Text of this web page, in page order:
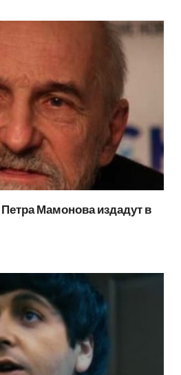
Мамонова издадут в